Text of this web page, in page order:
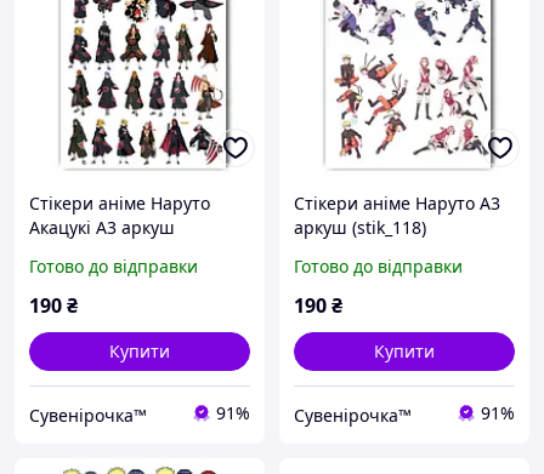
Стікери аніме Наруто
Акацукі А3 аркуш
Готово до відправки
190₴
Купити
Сувенірочка™ 91%
Стікери аніме Наруто А3
аркуш (stik_118)
Готово до відправки
190₴
Купити
Сувенірочка™ 91%